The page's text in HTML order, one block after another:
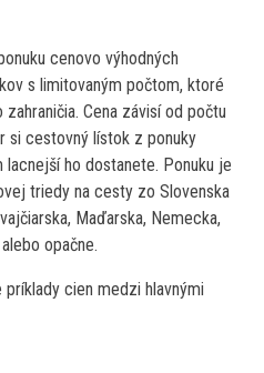
cenovo výhodných
s limitovaným počtom, ktoré
Cena závisí od počtu
si cestovný lístok z ponuky
lacnejší ho dostanete. Ponuku je
triedy na cesty zo Slovenska
Maďarska, Nemecka,
opačne.
cien medzi hlavnými